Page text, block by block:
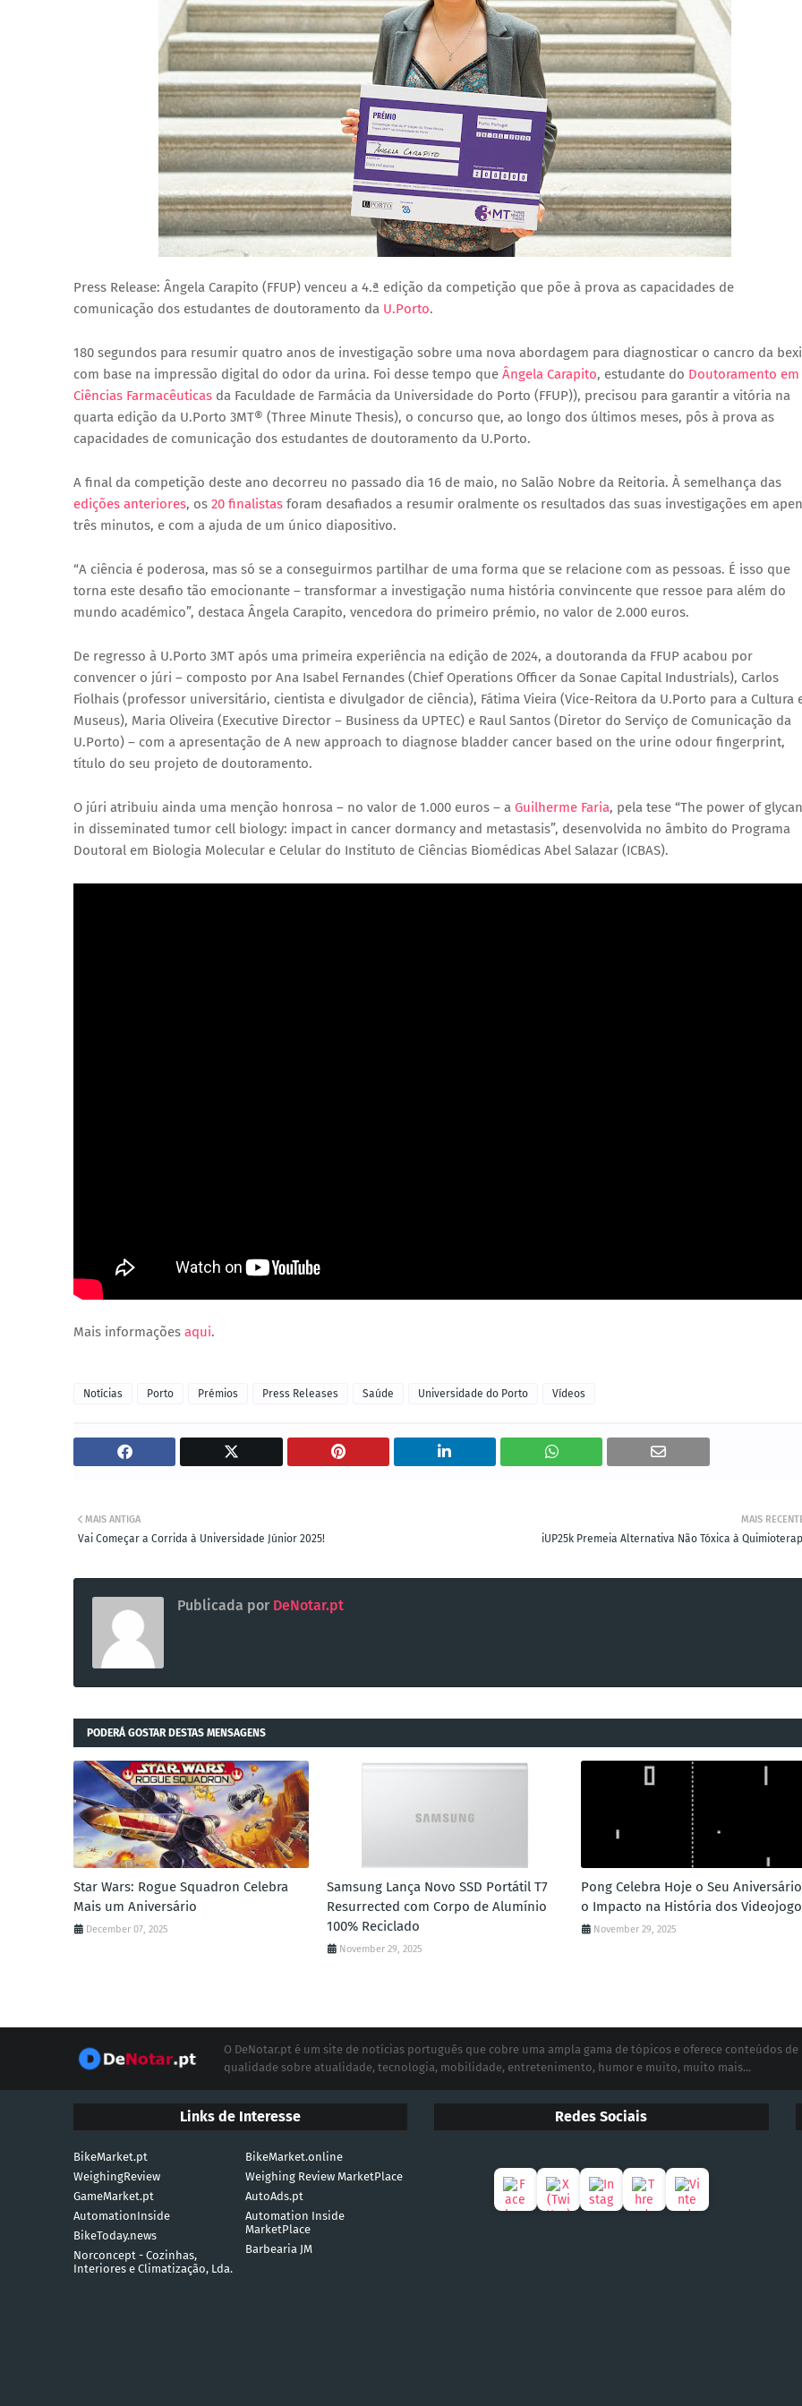
Press Release: Ângela Carapito (FFUP) venceu a 4.ª edição da competição que põe à prova as capacidades de
comunicação dos estudantes de doutoramento da U.Porto.
180 segundos para resumir quatro anos de investigação sobre uma nova abordagem para diagnosticar o cancro da
com base na impressão digital do odor da urina. Foi desse tempo que Ângela Carapito, estudante do Doutoramento em
Ciências Farmacêuticas da Faculdade de Farmácia da Universidade do Porto (FFUP)), precisou para garantir a vitória na
quarta edição da U.Porto 3MT® (Three Minute Thesis), o concurso que, ao longo dos últimos meses, pôs à prova as
capacidades de comunicação dos estudantes de doutoramento da U.Porto.
A final da competição deste ano decorreu no passado dia 16 de maio, no Salão Nobre da Reitoria. À semelhança das
edições anteriores, os 20 finalistas foram desafiados a resumir oralmente os resultados das suas investigações em
três minutos, e com a ajuda de um único diapositivo.
“A ciência é poderosa, mas só se a conseguirmos partilhar de uma forma que se relacione com as pessoas. É isso que
torna este desafio tão emocionante – transformar a investigação numa história convincente que ressoe para além do
mundo académico”, destaca Ângela Carapito, vencedora do primeiro prémio, no valor de 2.000 euros.
De regresso à U.Porto 3MT após uma primeira experiência na edição de 2024, a doutoranda da FFUP acabou por
convencer o júri – composto por Ana Isabel Fernandes (Chief Operations Officer da Sonae Capital Industrials), Carlos
Fiolhais (professor universitário, cientista e divulgador de ciência), Fátima Vieira (Vice-Reitora da U.Porto para a Cultura
Museus), Maria Oliveira (Executive Director – Business da UPTEC) e Raul Santos (Diretor do Serviço de Comunicação da
U.Porto) – com a apresentação de A new approach to diagnose bladder cancer based on the urine odour fingerprint,
título do seu projeto de doutoramento.
O júri atribuiu ainda uma menção honrosa – no valor de 1.000 euros – a Guilherme Faria, pela tese “The power of
in disseminated tumor cell biology: impact in cancer dormancy and metastasis”, desenvolvida no âmbito do Programa
Doutoral em Biologia Molecular e Celular do Instituto de Ciências Biomédicas Abel Salazar (ICBAS).
Mais informações aqui.
Notícias Porto Prémios Press Releases Saúde Universidade do Porto Vídeos
MAIS
iUP25k Premeia Alternativa Não Tóxica à
MAIS ANTIGA
Vai Começar a Corrida à Universidade Júnior 2025!
Publicada por DeNotar.pt
PODERÁ GOSTAR DESTAS MENSAGENS
Star Wars: Rogue Squadron Celebra
Mais um Aniversário
December 07, 2025
Samsung Lança Novo SSD Portátil T7
Resurrected com Corpo de Alumínio
100% Reciclado
November 29, 2025
Pong Celebra Hoje o Seu
o Impacto na História dos
November 29, 2025
O DeNotar.pt é um site de notícias português que cobre uma ampla gama de tópicos e oferece conteúdos de
qualidade sobre atualidade, tecnologia, mobilidade, entretenimento, humor e muito, muito mais...
Links de Interesse
BikeMarket.pt
BikeMarket.online
WeighingReview
Weighing Review MarketPlace
GameMarket.pt
AutoAds.pt
AutomationInside
Automation Inside
MarketPlace
BikeToday.news
Barbearia JM
Norconcept - Cozinhas,
Interiores e Climatização, Lda.
Redes Sociais